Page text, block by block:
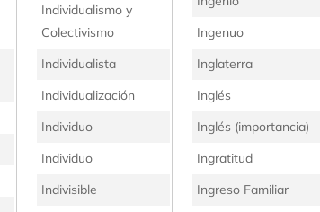
Individualismo y
Colectivismo
Individualista
Individualización
Individuo
Individuo
Indivisible
Ingenuo
Inglaterra
Inglés
Inglés (importancia)
Ingratitud
Ingreso Familiar